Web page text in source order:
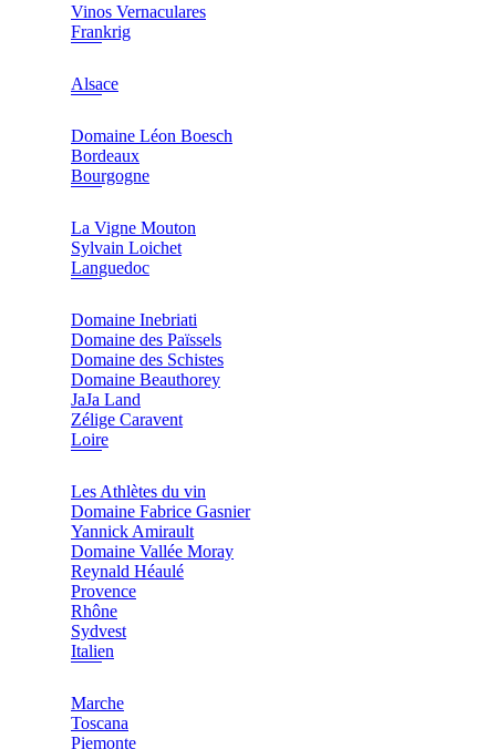
Vinos Vernaculares
Frankrig
Alsace
Domaine Léon Boesch
Bordeaux
Bourgogne
La Vigne Mouton
Sylvain Loichet
Languedoc
Domaine Inebriati
Domaine des Païssels
Domaine des Schistes
Domaine Beauthorey
JaJa Land
Zélige Caravent
Loire
Les Athlètes du vin
Domaine Fabrice Gasnier
Yannick Amirault
Domaine Vallée Moray
Reynald Héaulé
Provence
Rhône
Sydvest
Italien
Marche
Toscana
Piemonte